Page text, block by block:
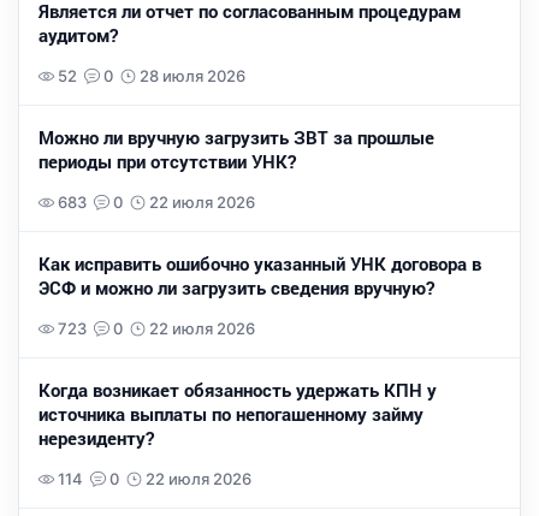
Является ли отчет по согласованным процедурам
аудитом?
52 0 28 июля 2026
Можно ли вручную загрузить ЗВТ за прошлые
периоды при отсутствии УНК?
683 0 22 июля 2026
Как исправить ошибочно указанный УНК договора в
ЭСФ и можно ли загрузить сведения вручную?
723 0 22 июля 2026
Когда возникает обязанность удержать КПН у
источника выплаты по непогашенному займу
нерезиденту?
114 0 22 июля 2026